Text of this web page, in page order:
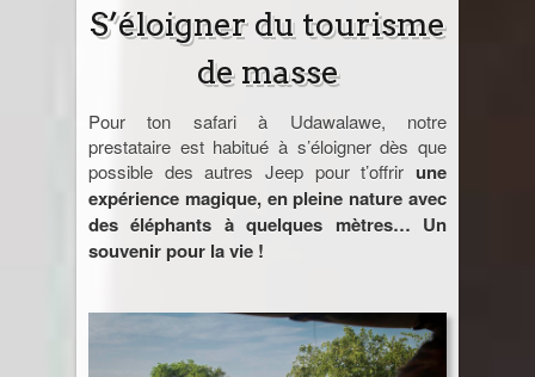
S’éloigner du tourisme
de masse
Pour ton safari à Udawalawe, notre
prestataire est habitué à s’éloigner dès que
possible des autres Jeep pour t’offrir une
expérience magique, en pleine nature avec
des éléphants à quelques mètres… Un
souvenir pour la vie !